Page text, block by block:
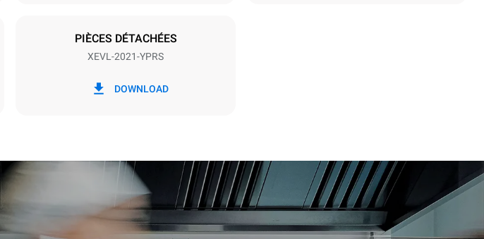
ces dernières peuvent être éliminées en
choisissant d'acheter de l'énergie produite
à partir de sources renouvelables.
PIÈCES DÉTACHÉES
XEVL-2021-YPRS
DOWNLOAD